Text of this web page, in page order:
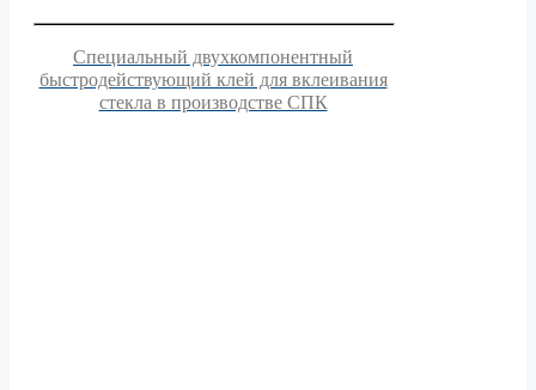
Специальный двухкомпонентный
быстродействующий клей для вклеивания
стекла в производстве СПК